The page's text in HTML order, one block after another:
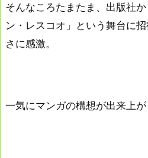
そんなころたまたま、出版社
ン・レスコオ」という舞台に
さに感激。
一気にマンガの構想が出来上が